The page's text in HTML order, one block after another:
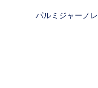
パルミジャーノ